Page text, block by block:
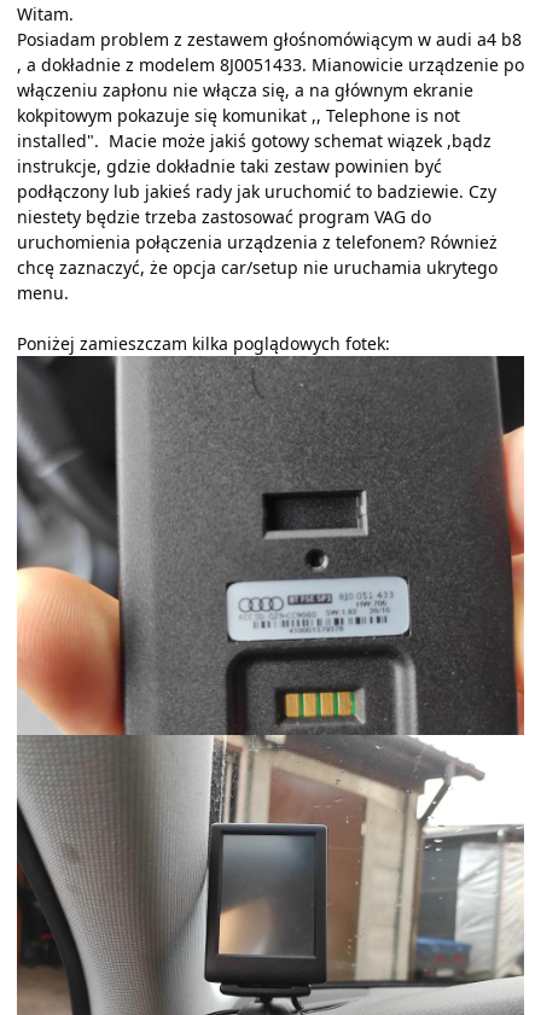
Witam.
Posiadam problem z zestawem głośnomówiącym w audi a4 b8
, a dokładnie z modelem 8J0051433. Mianowicie urządzenie po
włączeniu zapłonu nie włącza się, a na głównym ekranie
kokpitowym pokazuje się komunikat ,, Telephone is not
installed". Macie może jakiś gotowy schemat wiązek ,bądz
instrukcje, gdzie dokładnie taki zestaw powinien być
podłączony lub jakieś rady jak uruchomić to badziewie. Czy
niestety będzie trzeba zastosować program VAG do
uruchomienia połączenia urządzenia z telefonem? Również
chcę zaznaczyć, że opcja car/setup nie uruchamia ukrytego
menu.
Poniżej zamieszczam kilka poglądowych fotek: